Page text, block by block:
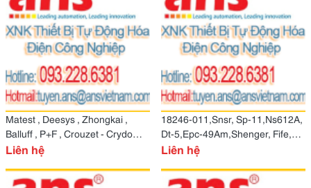
Matest , Deesys , Zhongkai ,
Balluff , P+F , Crouzet - Crydom -
Bei - Syre
Liên hệ
18246-011,Snsr, Sp-11,Ns612A,
Dt-5,Epc-49Am,Shenger, Fife,
Mercury, Tougu,Denki
Liên hệ